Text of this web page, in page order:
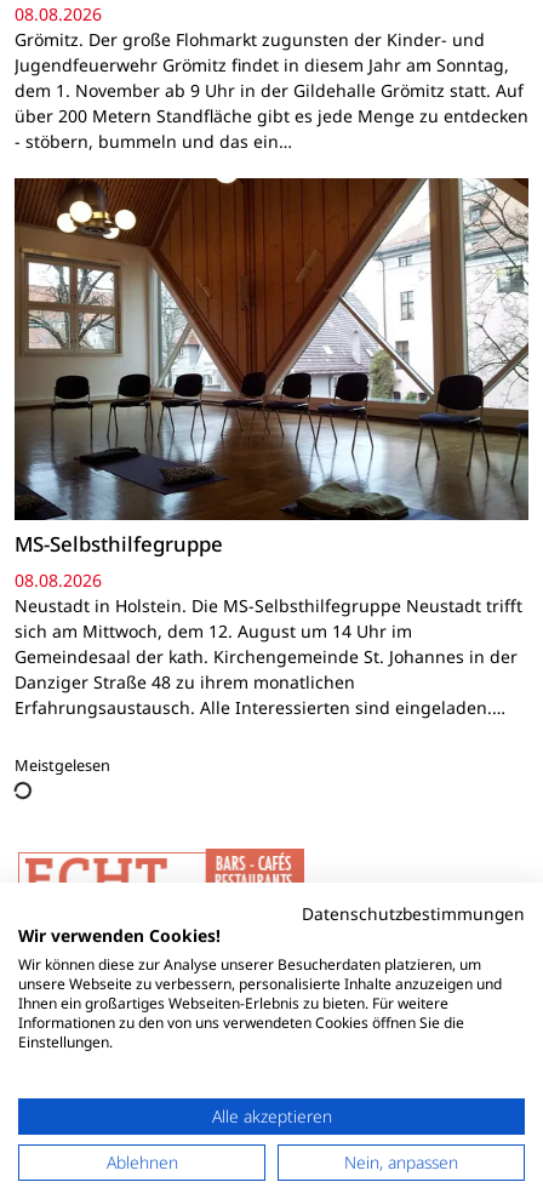
08.08.2026
Grömitz. Der große Flohmarkt zugunsten der Kinder- und
Jugendfeuerwehr Grömitz findet in diesem Jahr am Sonntag,
dem 1. November ab 9 Uhr in der Gildehalle Grömitz statt. Auf
über 200 Metern Standfläche gibt es jede Menge zu entdecken
- stöbern, bummeln und das ein…
MS-Selbsthilfegruppe
08.08.2026
Neustadt in Holstein. Die MS-Selbsthilfegruppe Neustadt trifft
sich am Mittwoch, dem 12. August um 14 Uhr im
Gemeindesaal der kath. Kirchengemeinde St. Johannes in der
Danziger Straße 48 zu ihrem monatlichen
Erfahrungsaustausch. Alle Interessierten sind eingeladen.…
Meistgelesen
Datenschutzbestimmungen
Wir verwenden Cookies!
Wir können diese zur Analyse unserer Besucherdaten platzieren, um
unsere Webseite zu verbessern, personalisierte Inhalte anzuzeigen und
Ihnen ein großartiges Webseiten-Erlebnis zu bieten. Für weitere
Informationen zu den von uns verwendeten Cookies öffnen Sie die
Einstellungen.
Alle akzeptieren
Ablehnen
Nein, anpassen